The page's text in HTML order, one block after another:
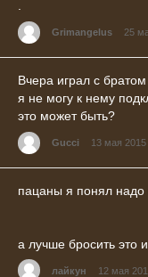
Grimangelus 25
Вчера играл с
я не могу к нему
это может быть?
Gucci 13 мая 2015
пацаны я понял надо
а лучше бросить это
лайкун 12 мая